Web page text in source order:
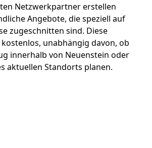
Netzwerkpartner erstellen
Angebote, die speziell auf
zugeschnitten sind. Diese
unabhängig davon, ob
innerhalb von Neuenstein oder
aktuellen Standorts planen.